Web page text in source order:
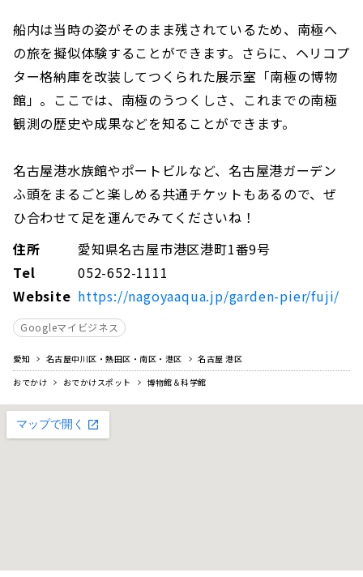
船内は当時の姿がそのまま残されているため、南極へ
の旅を擬似体験することができます。さらに、ヘリコプ
ター格納庫を改装してつくられた展示室「南極の博物
館」。ここでは、南極のうつくしさ、これまでの南極
観測の歴史や成果などを知ることができます。
名古屋港水族館やポートビルなど、名古屋港ガーデン
ふ頭をまるごと楽しめる共通チケットもあるので、ぜ
ひ合わせて足を運んでみてくださいね！
住所
愛知県名古屋市港区港町1番9号
Tel
052-652-1111
Website https://nagoyaaqua.jp/garden-pier/fuji/
Googleマイビジネス
愛知 名古屋中川区・熱田区・南区・港区
名古屋 港区
おでかけ
おでかけスポット 博物館＆科学館